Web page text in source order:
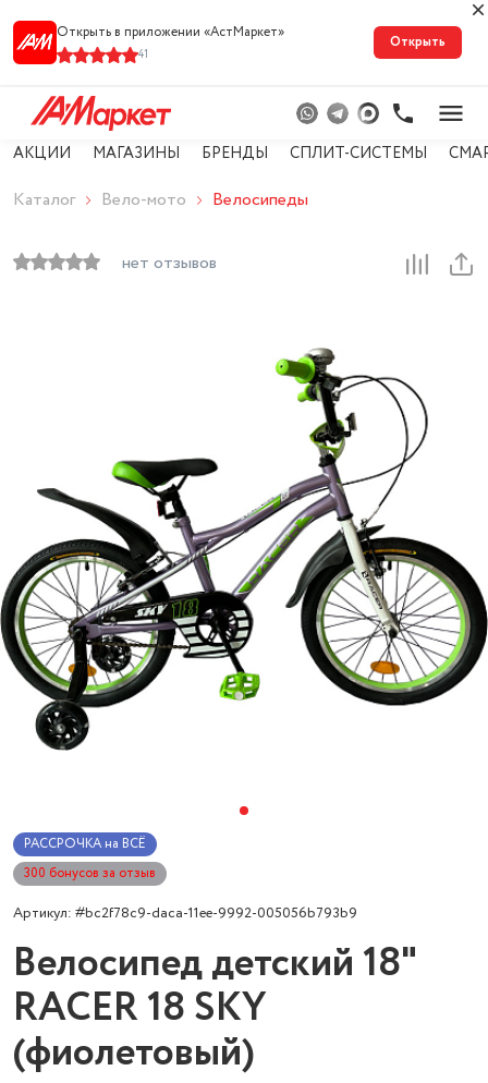
Открыть в приложении «АстМарке‪т‬»
41
Открыть
АКЦИИ МАГАЗИНЫ БРЕНДЫ СПЛИТ-СИСТЕМЫ
Каталог Вело-мото Велосипеды
нет отзывов
РАССРОЧКА на ВСЁ
300 бонусов за отзыв
Артикул: #bc2f78c9-daca-11ee-9992-005056b793b9
Велосипед детский 18"
RACER 18 SKY
(фиолетовый)